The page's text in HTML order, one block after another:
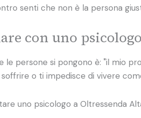
senti che non è la persona
con uno psicologo
persone si pongono è: "il mio
o ti impedisce di vivere
uno psicologo a Oltressenda